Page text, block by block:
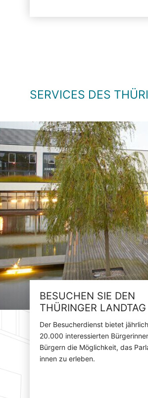
SERVICES DES
BESUCHEN SIE DEN
THÜRINGER LANDTAG
Der Besucherdienst bietet
20.000 interessierten
Bürgern die Möglichkeit, das
innen zu erleben.